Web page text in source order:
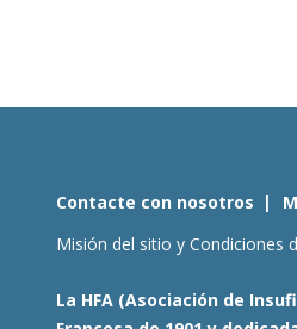
Contacte con nosotros
Misión del sitio y Condiciones
La HFA (Asociación de